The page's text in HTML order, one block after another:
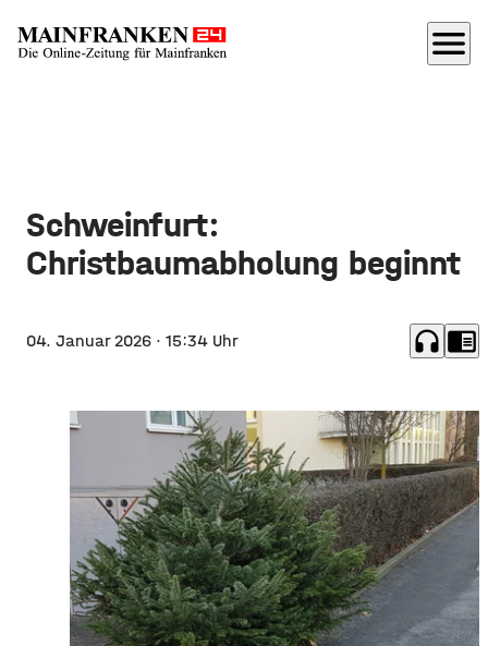
menu
Schweinfurt:
Christbaumabholung beginnt
04. Januar 2026 · 15:34 Uhr headphones chrome_reader_mode